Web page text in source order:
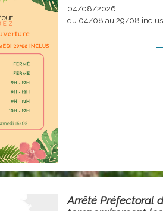
04/08/2026
du 04/08 au 29/08 inclus
Arrêté Préfectoral